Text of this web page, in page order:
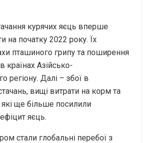
курячих яєць вперше
на початку 2022 року. Їх
пташиного грипу та поширення
країнах Азійсько-
регіону. Далі – збої в
вищі витрати на корм та
ще більше посилили
яєць.
стали глобальні перебої з